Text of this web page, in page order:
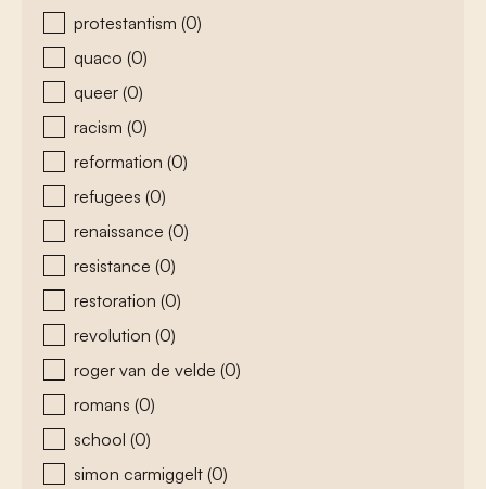
protestantism (0)
quaco (0)
queer (0)
racism (0)
reformation (0)
refugees (0)
renaissance (0)
resistance (0)
restoration (0)
revolution (0)
roger van de velde (0)
romans (0)
school (0)
simon carmiggelt (0)